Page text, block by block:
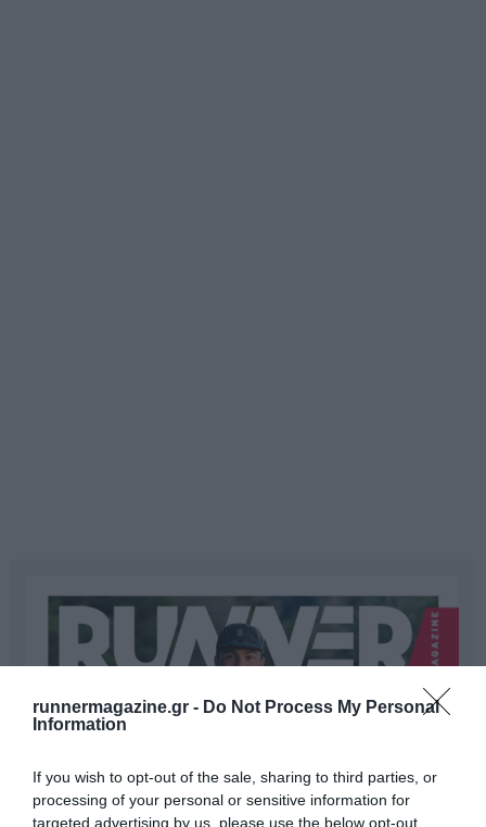
runnermagazine.gr - Do Not Process My Personal
Information
If you wish to opt-out of the sale, sharing to third parties, or
processing of your personal or sensitive information for
targeted advertising by us, please use the below opt-out